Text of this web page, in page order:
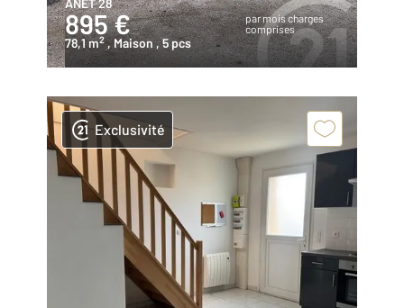
ANET 28
895 €
par mois charges
comprises
78,1 m2 , Maison , 5 pcs
Exclusivité